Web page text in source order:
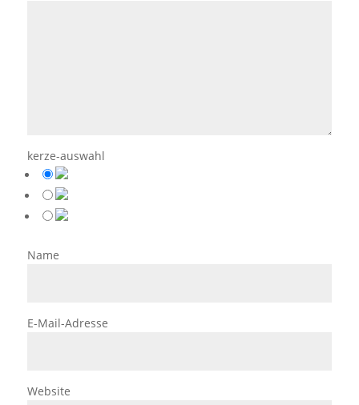
kerze-auswahl
Name
E-Mail-Adresse
Website